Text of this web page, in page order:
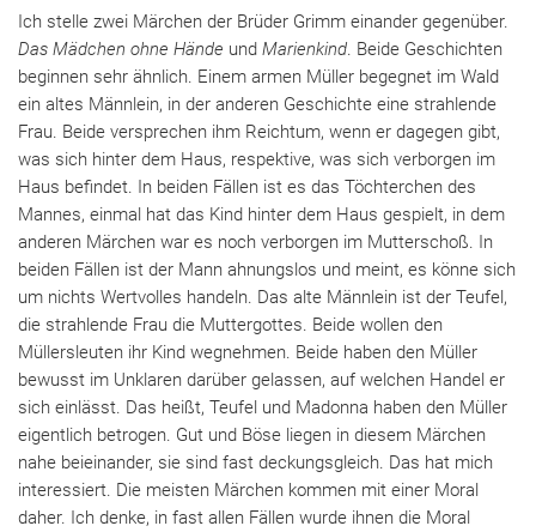
Ich stelle zwei Märchen der Brüder Grimm einander gegenüber.
Das Mädchen ohne Hände und Marienkind. Beide Geschichten
beginnen sehr ähnlich. Einem armen Müller begegnet im Wald
ein altes Männlein, in der anderen Geschichte eine strahlende
Frau. Beide versprechen ihm Reichtum, wenn er dagegen gibt,
was sich hinter dem Haus, respektive, was sich verborgen im
Haus befindet. In beiden Fällen ist es das Töchterchen des
Mannes, einmal hat das Kind hinter dem Haus gespielt, in dem
anderen Märchen war es noch verborgen im Mutterschoß. In
beiden Fällen ist der Mann ahnungslos und meint, es könne sich
um nichts Wertvolles handeln. Das alte Männlein ist der Teufel,
die strahlende Frau die Muttergottes. Beide wollen den
Müllersleuten ihr Kind wegnehmen. Beide haben den Müller
bewusst im Unklaren darüber gelassen, auf welchen Handel er
sich einlässt. Das heißt, Teufel und Madonna haben den Müller
eigentlich betrogen. Gut und Böse liegen in diesem Märchen
nahe beieinander, sie sind fast deckungsgleich. Das hat mich
interessiert. Die meisten Märchen kommen mit einer Moral
daher. Ich denke, in fast allen Fällen wurde ihnen die Moral